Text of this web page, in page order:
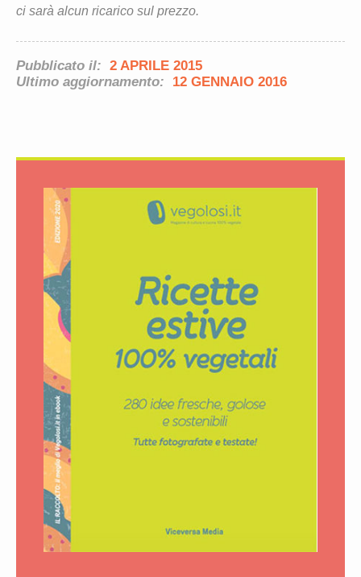
ci sarà alcun ricarico sul prezzo.
Pubblicato il: 2 APRILE 2015
Ultimo aggiornamento:
12 GENNAIO 2016